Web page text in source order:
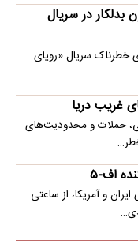
بدلکار در سریال
خطرناک سریال «رویای
غریب دریا
حملات و محدودیت‌های
اف-۵
و آمریکا، از ساعتی